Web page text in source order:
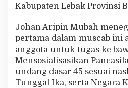
Kabupaten Lebak Provinsi
Johan Aripin Mubah
pertama dalam muscab ini
anggota untuk tugas ke
Mensosialisasikan
undang dasar 45 sesuai
Tunggal Ika, serta Negara